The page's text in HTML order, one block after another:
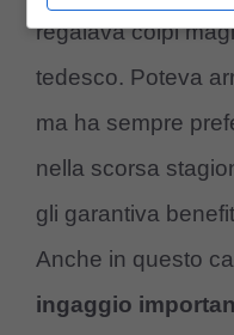
regalava colpi
tedesco. Poteva
ma ha sempre
nella scorsa
gli garantiva
Anche in questo
ingaggio